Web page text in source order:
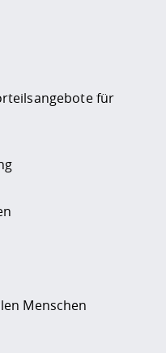
für
Menschen